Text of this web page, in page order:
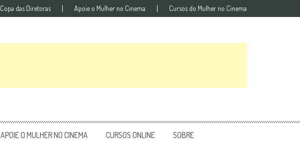
Copa das Diretoras Apoie o Mulher no Cinema Cursos do Mulher no Cinema
APOIE O MULHER NO CINEMA CURSOS ONLINE SOBRE